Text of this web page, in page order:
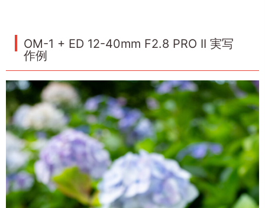
OM-1 + ED 12-40mm F2.8 PRO II 実写
作例